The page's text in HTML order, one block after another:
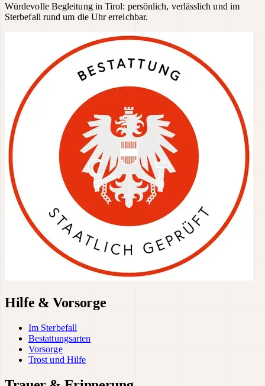
Würdevolle Begleitung in Tirol: persönlich, verlässlich und im
Sterbefall rund um die Uhr erreichbar.
Hilfe & Vorsorge
Im Sterbefall
Bestattungsarten
Vorsorge
Trost und Hilfe